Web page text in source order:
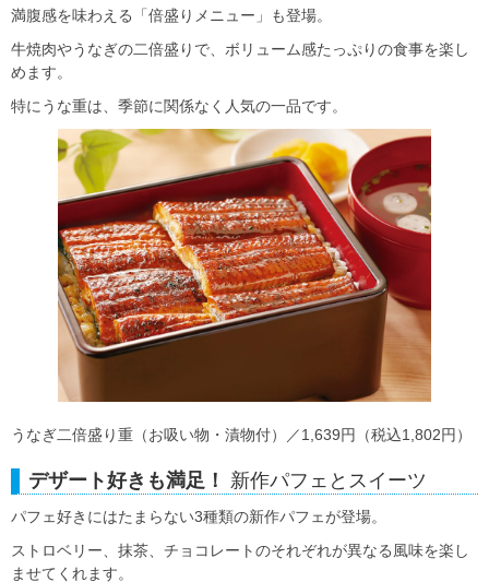
満腹感を味わえる「倍盛りメニュー」も登場。
牛焼肉やうなぎの二倍盛りで、ボリューム感たっぷりの食事を楽し
めます。
特にうな重は、季節に関係なく人気の一品です。
うなぎ二倍盛り重（お吸い物・漬物付）／1,639円（税込1,802円）
デザート好きも満足！ 新作パフェとスイーツ
パフェ好きにはたまらない3種類の新作パフェが登場。
ストロベリー、抹茶、チョコレートのそれぞれが異なる風味を楽し
ませてくれます。